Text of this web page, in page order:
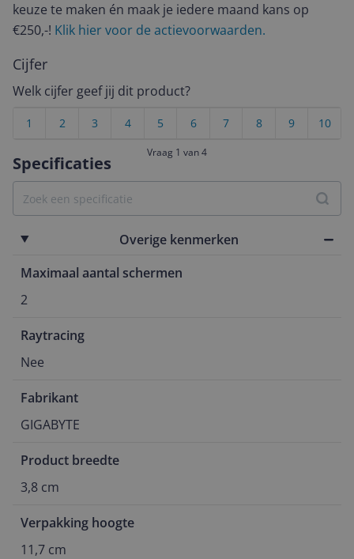
Specificaties
Overige kenmerken
Maximaal aantal schermen
2
Raytracing
Nee
Fabrikant
GIGABYTE
Product breedte
3,8 cm
Verpakking hoogte
11,7 cm
keuze te maken én maak je iedere maand kans op
€250,-! Klik hier voor de actievoorwaarden.
Cijfer
Welk cijfer geef jij dit product?
10
9
8
7
6
5
4
3
2
1
Vraag 1 van 4